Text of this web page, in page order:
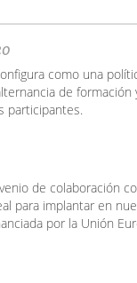
como una
de formación
participantes.
de colaboración
para implantar en
por la Unión